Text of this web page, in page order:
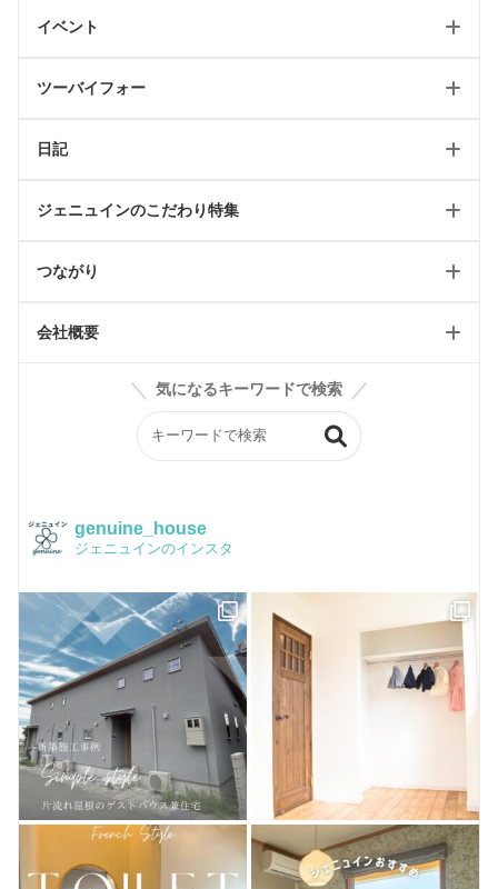
リフォームトップ
最新のページ
リフォーム
店舗
フォトギャラリートップ
テイスト別施工例
イベント
イベント情報
2024省エネキャンペーン
ツーバイフォー
ツーバイフォートップ
リフォーム可能一覧
ツーバイフォールール
輸入住宅リフォーム
日記
工事日記/新築
工事日記/リフォーム
工事日記/店舗
スタッフブログ
ジェニュインのこだわり特集
WEBオープンハウス
ジェニュインのこだわり記事
ジェニュインの素材紹介
ジェニュイン工事部
つながり
雑貨屋petit jenny
Instagram
ピンタレスト
houzz
お客様のお店
会社概要
おうちづくり
気になるキーワードで検索
genuine_house
ジェニュインのインスタ